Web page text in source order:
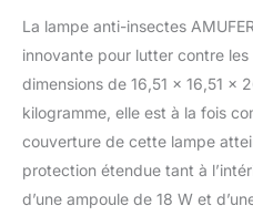
de
La lampe anti-insectes
innovante pour lutter contre
dimensions de 16,51 x 16,51 x
kilogramme, elle est à la fois
couverture de cette lampe
protection étendue tant à
d’une ampoule de 18 W et